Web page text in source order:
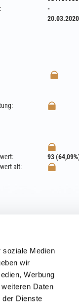
soziale Medien
wir
Werbung
Daten
der Dienste
-
20.03.2020
93
alt: